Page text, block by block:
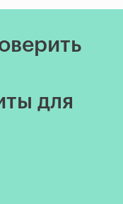
для